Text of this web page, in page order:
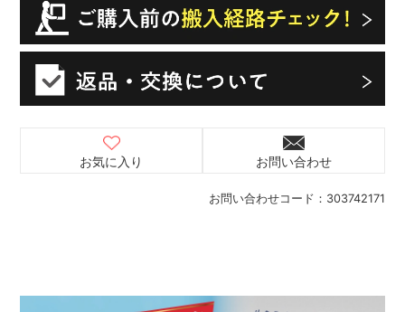
お問い合わせコード： 303742171
お気に入り お問い合わせ